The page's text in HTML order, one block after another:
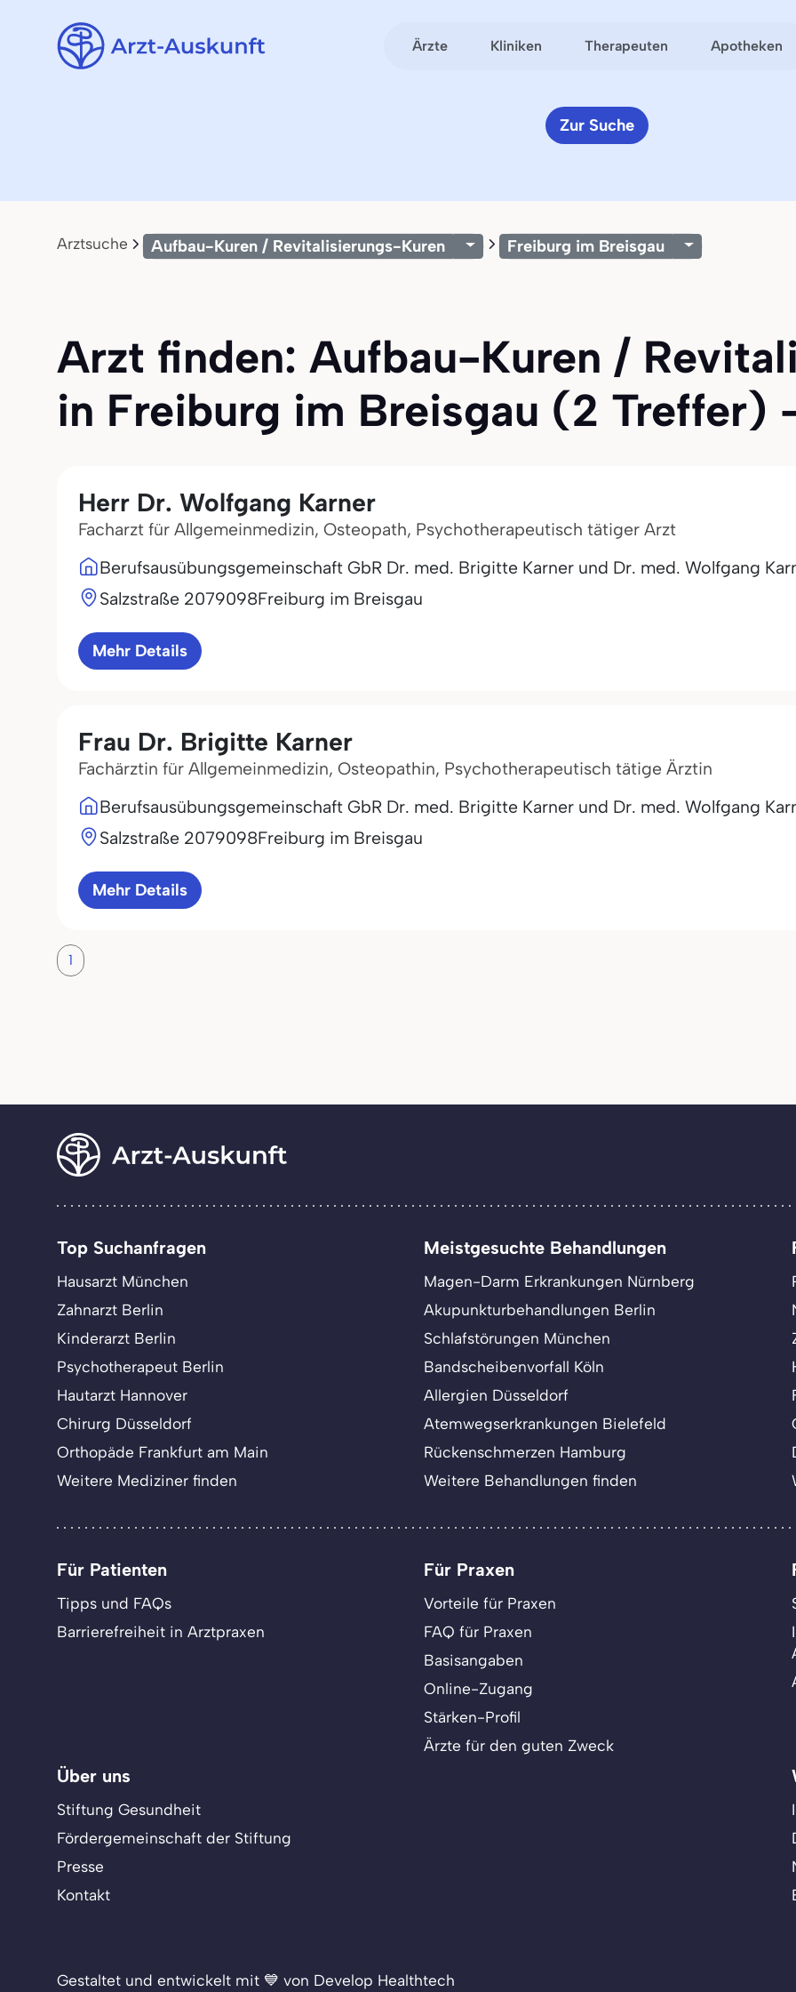
Ärzte Kliniken Therapeuten Apotheken
Zur Suche
Arztsuche Aufbau-Kuren / Revitalisierungs-Kuren Freiburg im Breisgau
Arzt finden: Aufbau-Kuren /
in Freiburg im Breisgau (2 Treffer)
Herr Dr. Wolfgang Karner
Facharzt für Allgemeinmedizin, Osteopath, Psychotherapeutisch tätiger Arzt
Berufsausübungsgemeinschaft GbR Dr. med. Brigitte Karner und Dr. med. Wolfgang
Salzstraße 2079098Freiburg im Breisgau
Mehr Details
Frau Dr. Brigitte Karner
Fachärztin für Allgemeinmedizin, Osteopathin, Psychotherapeutisch tätige Ärztin
Berufsausübungsgemeinschaft GbR Dr. med. Brigitte Karner und Dr. med. Wolfgang
Salzstraße 2079098Freiburg im Breisgau
Mehr Details
1
Top Suchanfragen
Hausarzt München
Zahnarzt Berlin
Kinderarzt Berlin
Psychotherapeut Berlin
Hautarzt Hannover
Chirurg Düsseldorf
Orthopäde Frankfurt am Main
Weitere Mediziner finden
Meistgesuchte Behandlungen
Magen-Darm Erkrankungen Nürnberg
Akupunkturbehandlungen Berlin
Schlafstörungen München
Bandscheibenvorfall Köln
Allergien Düsseldorf
Atemwegserkrankungen Bielefeld
Rückenschmerzen Hamburg
Weitere Behandlungen finden
Für Patienten
Tipps und FAQs
Barrierefreiheit in Arztpraxen
Für Praxen
Vorteile für Praxen
FAQ für Praxen
Basisangaben
Online-Zugang
Stärken-Profil
Ärzte für den guten Zweck
Über uns
Stiftung Gesundheit
Fördergemeinschaft der Stiftung
Presse
Kontakt
Gestaltet und entwickelt mit 💙 von Develop Healthtech